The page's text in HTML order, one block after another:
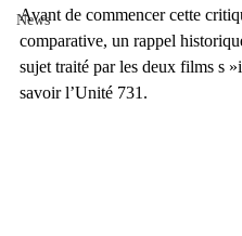
News
Avant de commencer cette
comparative, un rappel
sujet traité par les deux films s
savoir l’Unité 731.